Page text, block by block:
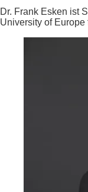
Dr. Frank Esken ist
University of